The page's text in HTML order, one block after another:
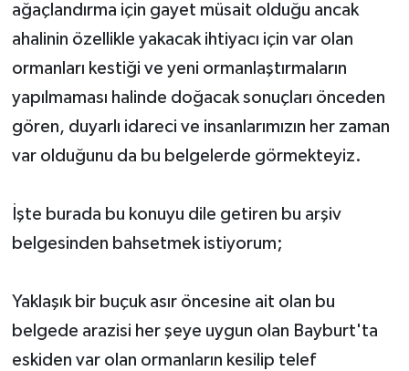
ağaçlandırma için gayet müsait olduğu ancak
ahalinin özellikle yakacak ihtiyacı için var olan
ormanları kestiği ve yeni ormanlaştırmaların
yapılmaması halinde doğacak sonuçları önceden
gören, duyarlı idareci ve insanlarımızın her zaman
var olduğunu da bu belgelerde görmekteyiz.
İşte burada bu konuyu dile getiren bu arşiv
belgesinden bahsetmek istiyorum;
Yaklaşık bir buçuk asır öncesine ait olan bu
belgede arazisi her şeye uygun olan Bayburt'ta
eskiden var olan ormanların kesilip telef